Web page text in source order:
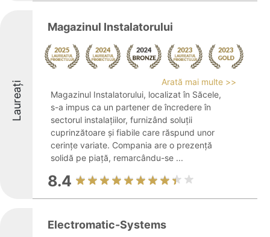
Laureați
Magazinul Instalatorului
Arată mai multe >>
Magazinul Instalatorului, localizat în Săcele,
s-a impus ca un partener de încredere în
sectorul instalațiilor, furnizând soluții
cuprinzătoare și fiabile care răspund unor
cerințe variate. Compania are o prezență
solidă pe piață, remarcându-se ...
8.4
Electromatic-Systems